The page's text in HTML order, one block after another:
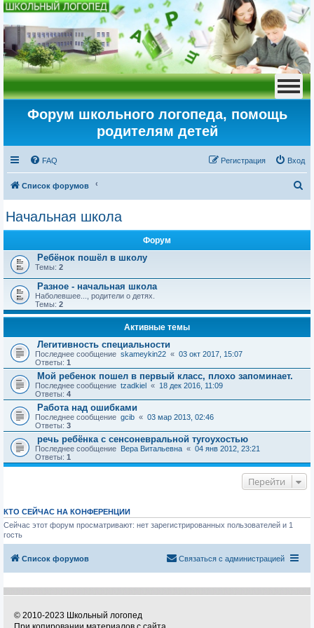
Форум школьного логопеда, помощь
родителям детей
FAQ Вход
Регистрация
Список форумов
о
к
Начальная школа
Форум
Ребёнок пошёл в школу
Темы: 2
Разное - начальная школа
Наболевшее..., родители о детях.
Темы: 2
Активные темы
Легитивность специальности
Последнее сообщение skameykin22 « 03 окт 2017, 15:07
Ответы: 1
Мой ребенок пошел в первый класс, плохо запоминает.
Последнее сообщение tzadkiel « 18 дек 2016, 11:09
Ответы: 4
Работа над ошибками
Последнее сообщение gcib « 03 мар 2013, 02:46
Ответы: 3
речь ребёнка с сенсоневральной тугоухостью
Последнее сообщение Вера Витальевна « 04 янв 2012, 23:21
Ответы: 1
Перейти
КТО СЕЙЧАС НА КОНФЕРЕНЦИИ
Сейчас этот форум просматривают: нет зарегистрированных пользователей и 1
гость
Список форумов Связаться с администрацией
© 2010-2023 Школьный логопед